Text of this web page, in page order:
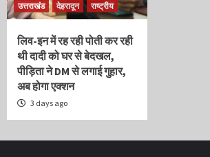
उत्तराखंड
देहरादून राष्ट्रीय
लिव-इन में रह रही पोती कर रही
थी दादी को घर से बेदखल,
पीड़िता ने DM से लगाई गुहार,
अब होगा एक्शन
3 days ago